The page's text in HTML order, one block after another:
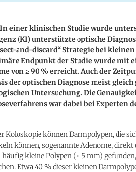
In einer klinischen Studie wurde
(KI) unterstützte optische
and-discard“ Strategie bei
Endpunkt der Studie wurde mit
von ≥ 90 % erreicht. Auch der
der optischen Diagnose meist
Untersuchung. Die
war dabei bei Experten
Koloskopie können Darmpolypen, die
können, sogenannte Adenome,
häufig kleine Polypen (≤ 5 mm)
Etwa 40 % dieser kleinen